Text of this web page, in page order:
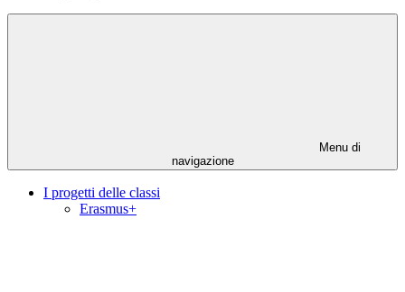
Menu di
navigazione
I progetti delle classi
Erasmus+